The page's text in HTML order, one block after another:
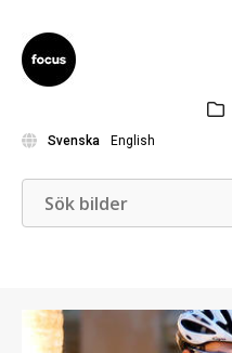
Svenska English